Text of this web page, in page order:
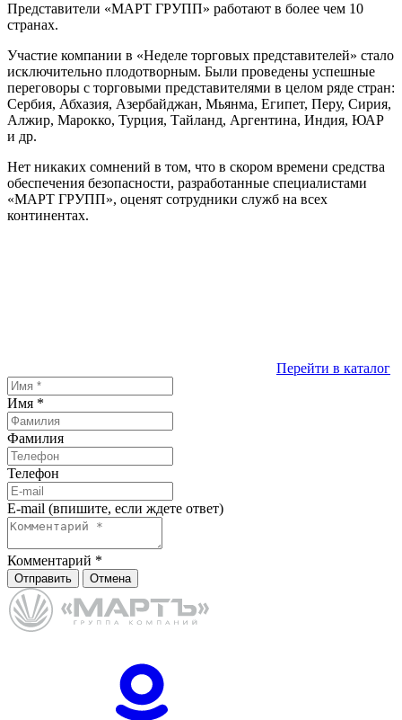
Представители «МАРТ ГРУПП» работают в более чем 10
странах.
Участие компании в «Неделе торговых представителей» стало
исключительно плодотворным. Были проведены успешные
переговоры с торговыми представителями в целом ряде стран:
Сербия, Абхазия, Азербайджан, Мьянма, Египет, Перу, Сирия,
Алжир, Марокко, Турция, Тайланд, Аргентина, Индия, ЮАР
и др.
Нет никаких сомнений в том, что в скором времени средства
обеспечения безопасности, разработанные специалистами
«МАРТ ГРУПП», оценят сотрудники служб на всех
континентах.
Перейти в каталог
Имя *
Фамилия
Телефон
E-mail (впишите, если ждете ответ)
Комментарий *
Отправить Отмена